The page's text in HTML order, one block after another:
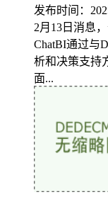
发布时间：
2月13日消息
ChatBI通过与
析和决策支持
面...